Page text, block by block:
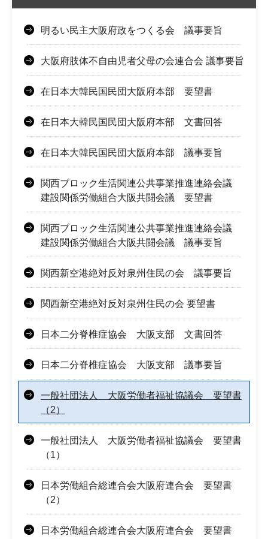
明るい民主大阪府政をつくる会 議事要旨
大阪府肢体不自由児者父母の会連合会 議事要旨
在日本大韓民国民団大阪府本部 要望書
在日本大韓民国民団大阪府本部 文書回答
在日本大韓民国民団大阪府本部 議事要旨
関西ブロック生活関連公共事業推進連絡会議
建設関係労働組合大阪共闘会議 要望書
関西ブロック生活関連公共事業推進連絡会議
建設関係労働組合大阪共闘会議 議事要旨
関西新空港絶対反対泉州住民の会 議事要旨
関西新空港絶対反対泉州住民の会 要望書
日本二分脊椎症協会 大阪支部 文書回答
日本二分脊椎症協会 大阪支部 議事要旨
一般社団法人 大阪労働者福祉協議会 要望書
（2）
一般社団法人 大阪労働者福祉協議会 要望書
（1）
日本労働組合総連合会大阪府連合会 要望書
（2）
日本労働組合総連合会大阪府連合会 要望書